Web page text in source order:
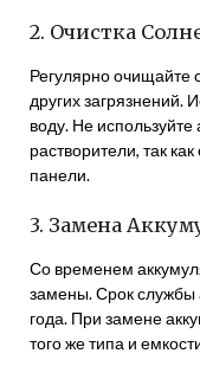
2. Очистка
Регулярно очищайте
других загрязнений.
воду. Не
растворители, так
панели.
3. Замена
Со временем
замены. Срок службы
года. При замене
того же типа и